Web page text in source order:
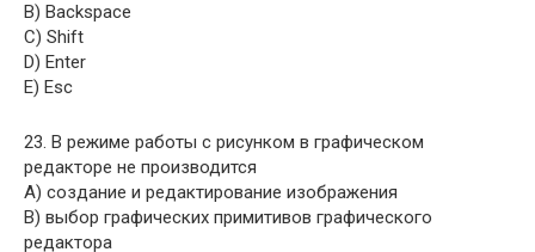
B) Backspace
C) Shift
D) Enter
E) Esc
23. В режиме работы с рисунком в графическом
редакторе не производится
A) создание и редактирование изображения
B) выбор графических примитивов графического
редактора